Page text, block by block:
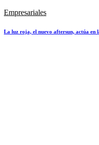
Empresariales
La luz roja, el nuevo aftersun, actúa en